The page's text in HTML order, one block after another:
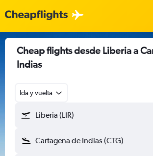
Cheap flights desde Liberia a
Indias
Ida y vuelta
Liberia (LIR)
Cartagena de Indias (CTG)